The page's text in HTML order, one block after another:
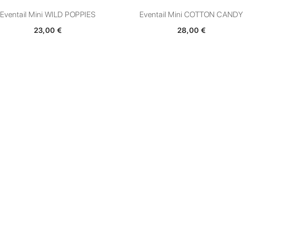
Eventail Mini WILD POPPIES
23,00 €
Eventail Mini COTTON CANDY
28,00 €